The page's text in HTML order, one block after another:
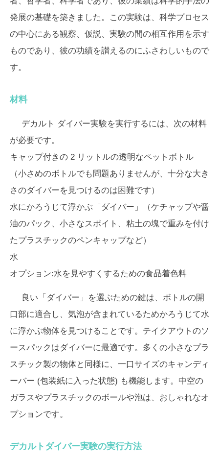
発展の基礎を築きました。この実験は、科学プロセス
の中心にある観察、仮説、実験の間の相互作用を示す
ものであり、彼の功績を讃えるのにふさわしいもので
す。
材料
デカルト ダイバー実験を実行するには、次の材料
が必要です。
キャップ付きの 2 リットルの透明なペットボトル
（小さめのボトルでも問題ありませんが、十分な大き
さのダイバーを見つけるのは困難です）
水にかろうじて浮かぶ「ダイバー」（ケチャップや醤
油のパック、小さなスポイト、粘土の塊で重みを付け
たプラスチックのペンキャップなど）
水
オプション:水を見やすくするための食品着色料
良い「ダイバー」を選ぶための鍵は、ボトルの開
口部に適合し、気泡が含まれているためかろうじて水
に浮かぶ物体を見つけることです。テイクアウトのソ
ースパックはダイバーに最適です。多くの小さなプラ
スチック製の物体と同様に、一口サイズのキャンディ
ーバー (包装紙に入った状態) も機能します。中空の
ガラスやプラスチックのボールや泡は、おしゃれなオ
プションです。
デカルトダイバー実験の実行方法